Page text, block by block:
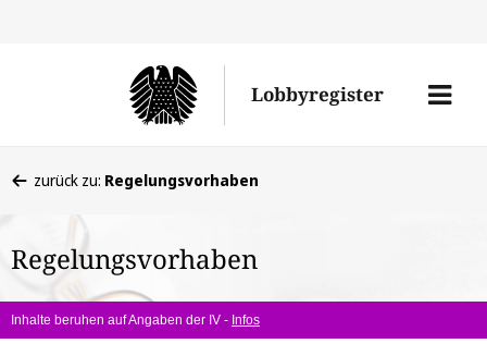
Lobbyregister
Menü
befinden
hier:
zurück zu: Regelungsvorhaben
Regelungsvorhaben
Inhalte beruhen auf Angaben der IV - Infos